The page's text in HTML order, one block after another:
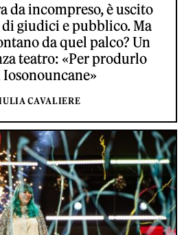
da incompreso, è uscito
giudici e pubblico. Ma
da quel palco? Un
teatro: «Per produrlo
CAVALIERE